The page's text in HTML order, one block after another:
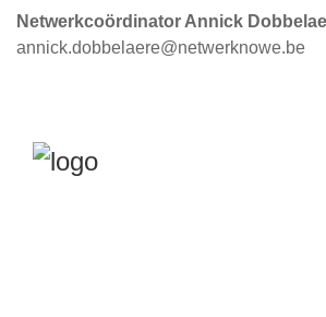
Netwerkcoördinator Annick
annick.dobbelaere@netwerknowe.be